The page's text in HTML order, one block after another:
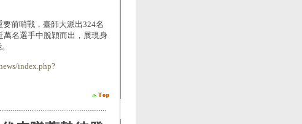
前哨戰，臺師大派出324名
萬名選手中脫穎而出，展現身
index.php?